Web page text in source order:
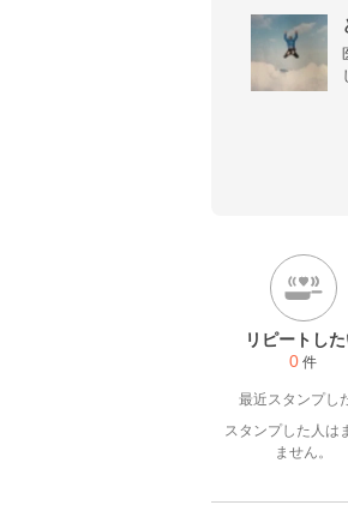
リピートし
0 件
最近スタンプし
スタンプした人は
ません。